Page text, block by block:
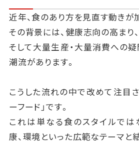
近年、食のあり方を見直す動きが
その背景には、健康志向の高まり
そして大量生産・大量消費への
潮流があります。
こうした流れの中で改めて注目
ーフード」です。
これは単なる食のスタイルでは
康、環境といった広範なテーマと